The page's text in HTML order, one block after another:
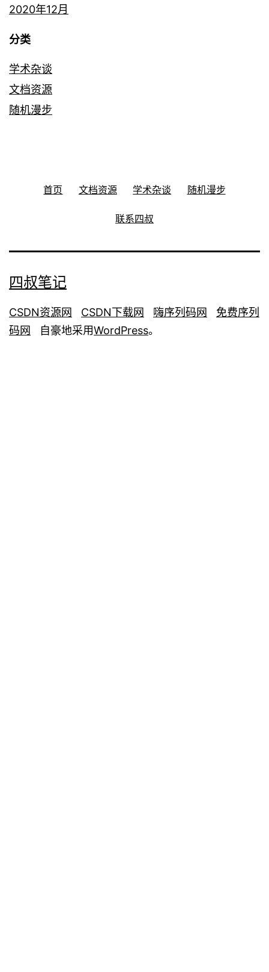
2020年12月
分类
学术杂谈
文档资源
随机漫步
首页 文档资源 学术杂谈 随机漫步
联系四叔
四叔笔记
CSDN资源网 CSDN下载网 嗨序列码网
免费序列
码网 自豪地采用WordPress。